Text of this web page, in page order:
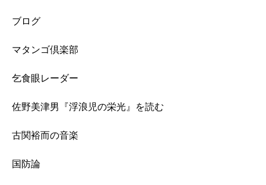
ブログ
マタンゴ倶楽部
乞食眼レーダー
佐野美津男『浮浪児の栄光』を読む
古関裕而の音楽
国防論